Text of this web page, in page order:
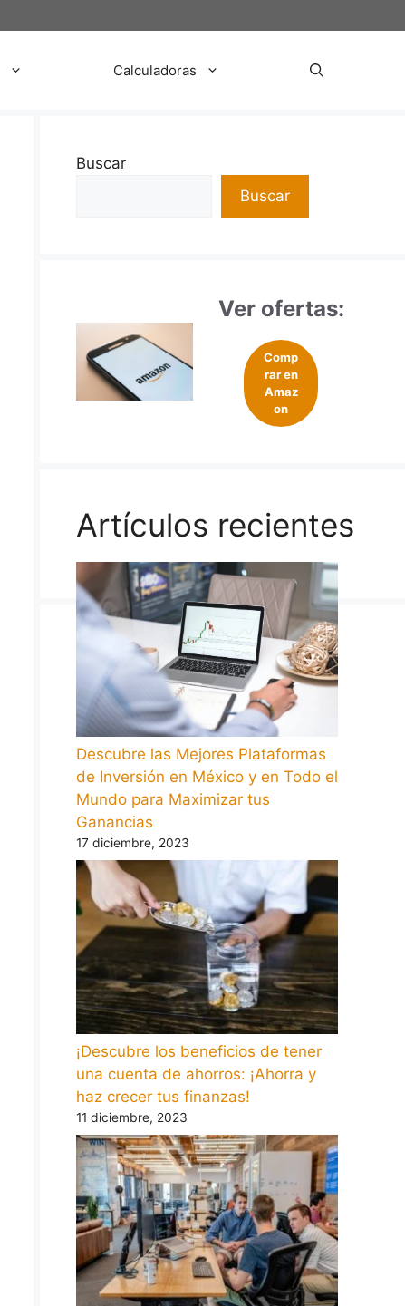
Calculadoras
Buscar
Buscar
Ver ofertas:
Comp
rar en
Amaz
on
Artículos recientes
Descubre las Mejores Plataformas
de Inversión en México y en Todo el
Mundo para Maximizar tus
Ganancias
17 diciembre, 2023
¡Descubre los beneficios de tener
una cuenta de ahorros: ¡Ahorra y
haz crecer tus finanzas!
11 diciembre, 2023